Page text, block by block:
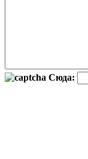
Сюда: